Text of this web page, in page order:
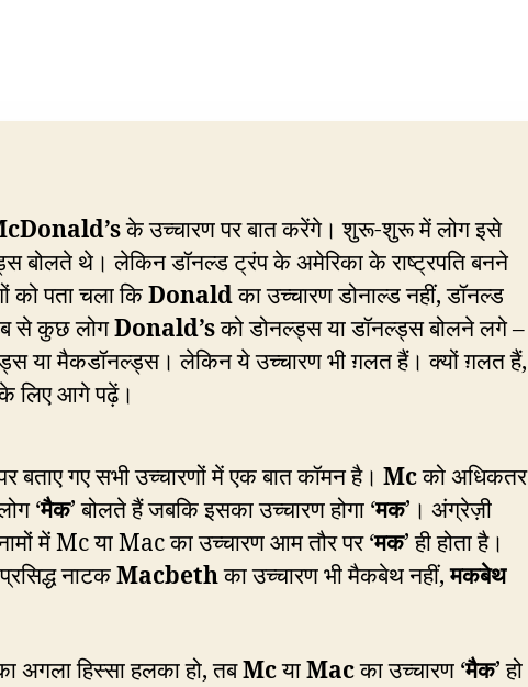
के उच्चारण पर बात करेंगे। शुरू-शुरू में लोग इसे
बोलते थे। लेकिन डॉनल्ड ट्रंप के अमेरिका के राष्ट्रपति बनने
को पता चला किDonaldका उच्चारण डोनाल्ड नहीं, डॉनल्ड
से कुछ लोगDonald’sको डोनल्ड्स या डॉनल्ड्स बोलने लगे –
या मैकडॉनल्ड्स। लेकिन ये उच्चारण भी ग़लत हैं। क्यों ग़लत हैं,
लिए आगे पढ़ें।
बताए गए सभी उच्चारणों में एक बात कॉमन है। Mcको अधिकतर
‘मैक’ बोलते हैं जबकि इसका उच्चारण होगा ‘मक’। अंग्रेज़ी
में Mc या Mac का उच्चारण आम तौर पर ‘मक’ ही होता है।
नाटकMacbethका उच्चारण भी मैकबेथ नहीं,मकबेथ
अगला हिस्सा हलका हो, तबMcयाMacका उच्चारण ‘मैक’ हो